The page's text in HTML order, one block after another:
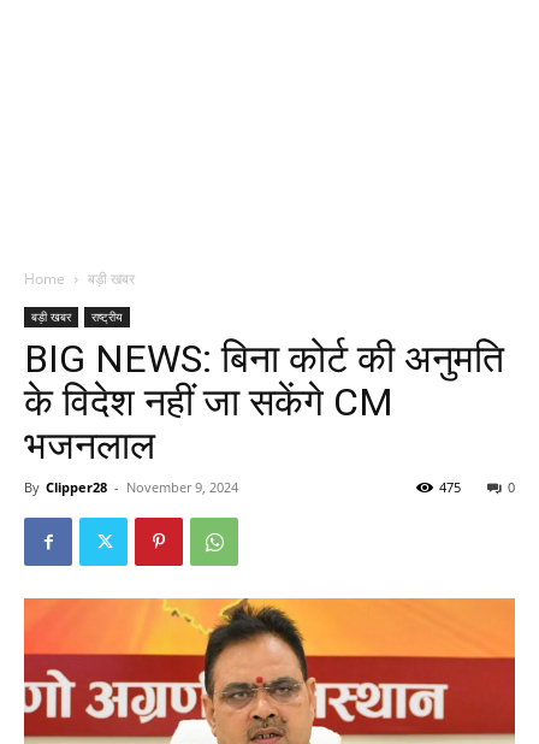
Home बड़ी खबर
बड़ी खबर राष्ट्रीय
BIG NEWS: बिना कोर्ट की अनुमति
के विदेश नहीं जा सकेंगे CM
भजनलाल
By Clipper28 - November 9, 2024 0
475